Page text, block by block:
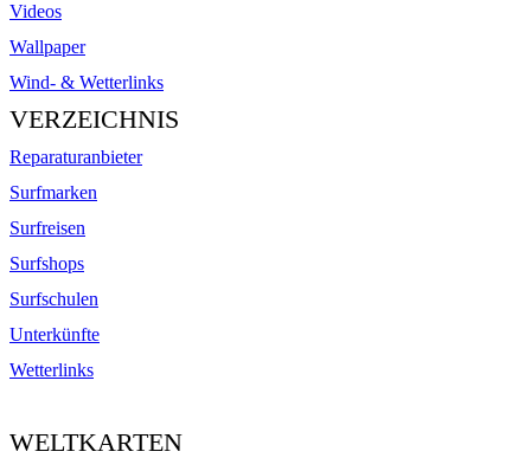
Videos
Wallpaper
Wind- & Wetterlinks
VERZEICHNIS
Reparaturanbieter
Surfmarken
Surfreisen
Surfshops
Surfschulen
Unterkünfte
Wetterlinks
WELTKARTEN